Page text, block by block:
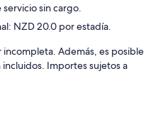
sin cargo.
NZD 20.0 por estadía.
incompleta. Además, es posible
Importes sujetos a